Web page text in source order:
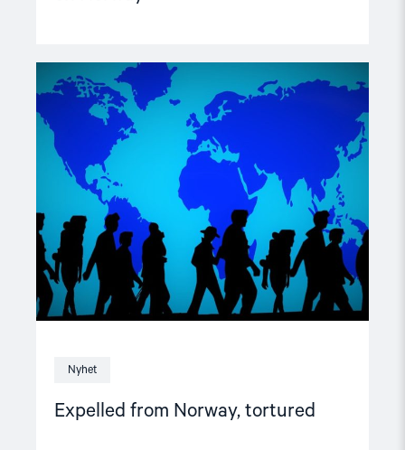
Nyhet
Expelled from Norway, tortured
"Expelled
from
Norway,
tortured"